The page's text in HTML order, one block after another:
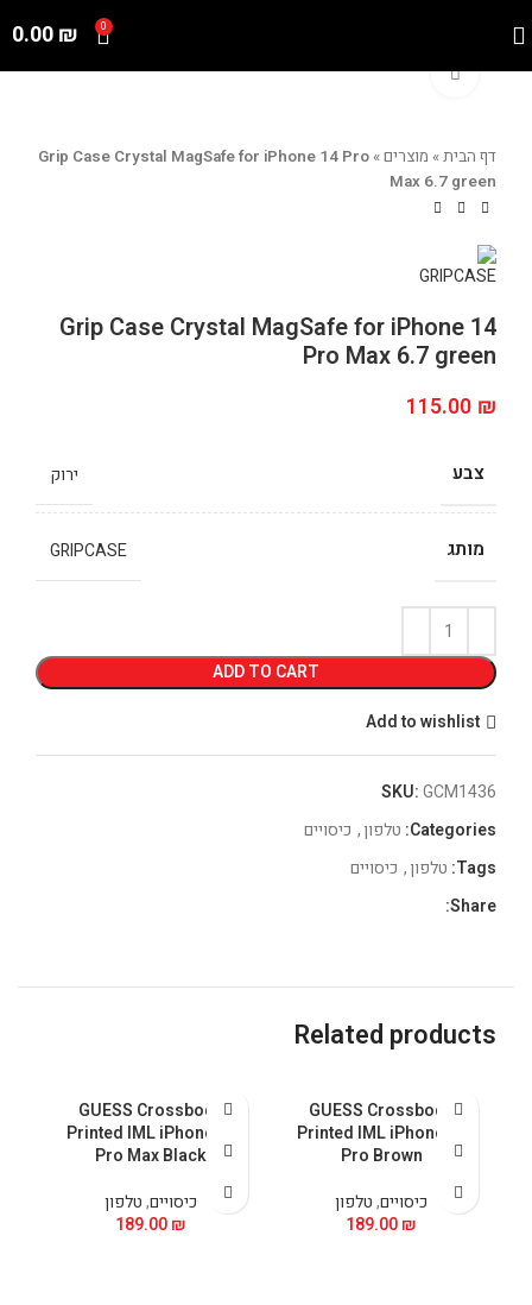
0
0.00₪
Click to enlarge
דף הבית» מוצרים»
Grip Case Crystal MagSafe for iPhone 14 Pro
Max 6.7 green
Grip Case Crystal MagSafe for iPhone 14
Pro Max 6.7 green
115.00 ₪
צבע ירוק
מותג GRIPCASE
ADD TO CART
Add to wishlist
SKU:GCM1436
Categories: טלפון, כיסויים
Tags: טלפון, כיסויים
Share:
Related products
GUESS Crossbody
Printed IML iPhone 15
Pro Brown
כיסויים,טלפון
189.00₪
GUESS Crossbody
Printed IML iPhone 15
Pro Max Black
כיסויים,טלפון
189.00₪